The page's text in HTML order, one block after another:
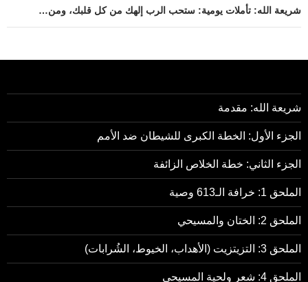
شريعة الله: تأملات يومية: ستحب الرب إلهك من كل قلبك، ومن…
شريعة الله: مقدمة
الجزء الأول: الخطة الكبرى للشيطان ضد الأمم
الجزء الثاني: خطة الخلاص الزائفة
الملحق 1: خرافة الـ613 وصية
الملحق 2: الختان والمسيحي
الملحق 3: التزيتزيت (الأهداب، الخيوط، الشُرابات)
الملحق 4: شعر ولحية المسيحي